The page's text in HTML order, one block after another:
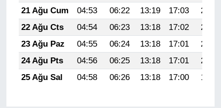
21 Ağu Cum
04:53 06:22 13:19 17:03
20:05
22 Ağu Cts
04:54 06:23 13:18 17:02
20:03
23 Ağu Paz
04:55 06:24 13:18 17:01
20:02
24 Ağu Pts
04:56 06:25 13:18 17:01
20:01
25 Ağu Sal
04:58 06:26 13:18 17:00 19:59